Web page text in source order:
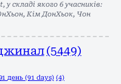
у складі якого 6 учасників:
Кім ДонХьок, Чон
(5449)
день (91 days) (4)